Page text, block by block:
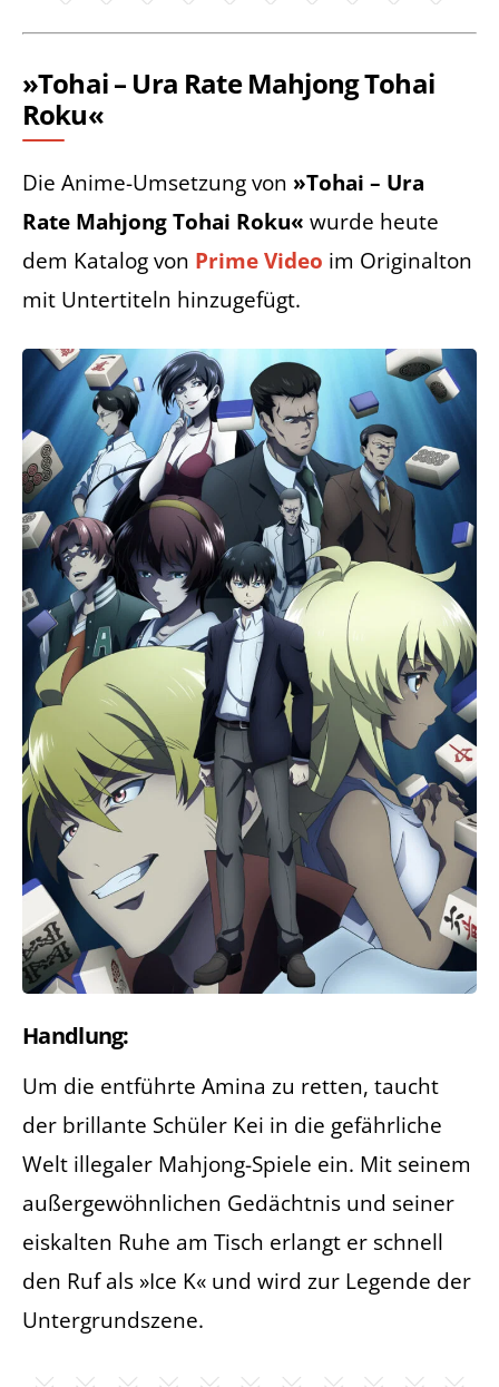
»Tohai – Ura Rate Mahjong Tohai
Roku«
Die Anime-Umsetzung von »Tohai – Ura
Rate Mahjong Tohai Roku« wurde heute
dem Katalog von Prime Video im Originalton
mit Untertiteln hinzugefügt.
Handlung:
Um die entführte Amina zu retten, taucht
der brillante Schüler Kei in die gefährliche
Welt illegaler Mahjong-Spiele ein. Mit seinem
außergewöhnlichen Gedächtnis und seiner
eiskalten Ruhe am Tisch erlangt er schnell
den Ruf als »Ice K« und wird zur Legende der
Untergrundszene.